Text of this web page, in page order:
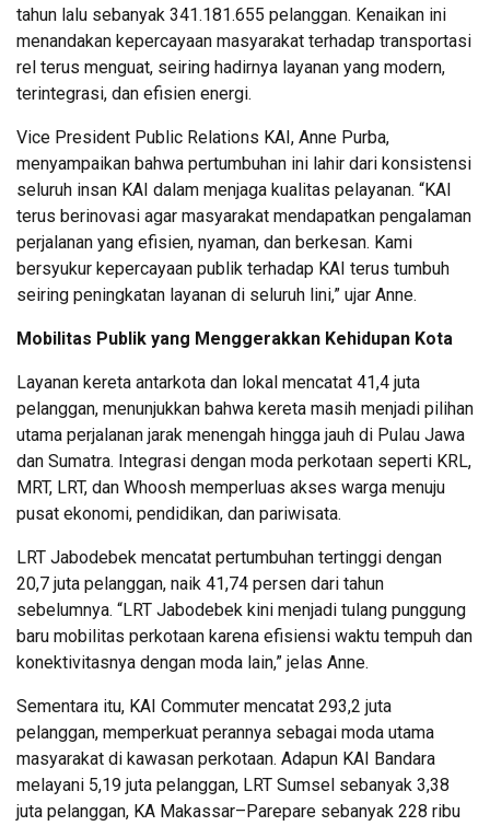
tahun lalu sebanyak 341.181.655 pelanggan. Kenaikan ini
menandakan kepercayaan masyarakat terhadap transportasi
rel terus menguat, seiring hadirnya layanan yang modern,
terintegrasi, dan efisien energi.
Vice President Public Relations KAI, Anne Purba,
menyampaikan bahwa pertumbuhan ini lahir dari konsistensi
seluruh insan KAI dalam menjaga kualitas pelayanan. “KAI
terus berinovasi agar masyarakat mendapatkan pengalaman
perjalanan yang efisien, nyaman, dan berkesan. Kami
bersyukur kepercayaan publik terhadap KAI terus tumbuh
seiring peningkatan layanan di seluruh lini,” ujar Anne.
Mobilitas Publik yang Menggerakkan Kehidupan Kota
Layanan kereta antarkota dan lokal mencatat 41,4 juta
pelanggan, menunjukkan bahwa kereta masih menjadi pilihan
utama perjalanan jarak menengah hingga jauh di Pulau Jawa
dan Sumatra. Integrasi dengan moda perkotaan seperti KRL,
MRT, LRT, dan Whoosh memperluas akses warga menuju
pusat ekonomi, pendidikan, dan pariwisata.
LRT Jabodebek mencatat pertumbuhan tertinggi dengan
20,7 juta pelanggan, naik 41,74 persen dari tahun
sebelumnya. “LRT Jabodebek kini menjadi tulang punggung
baru mobilitas perkotaan karena efisiensi waktu tempuh dan
konektivitasnya dengan moda lain,” jelas Anne.
Sementara itu, KAI Commuter mencatat 293,2 juta
pelanggan, memperkuat perannya sebagai moda utama
masyarakat di kawasan perkotaan. Adapun KAI Bandara
melayani 5,19 juta pelanggan, LRT Sumsel sebanyak 3,38
juta pelanggan, KA Makassar–Parepare sebanyak 228 ribu